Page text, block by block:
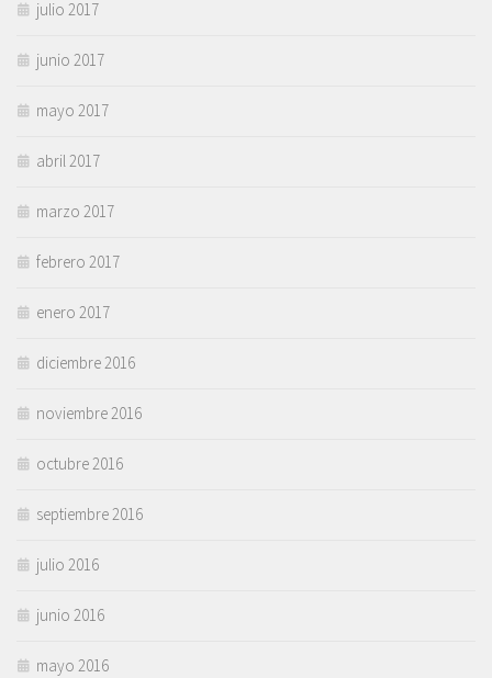
julio 2017
junio 2017
mayo 2017
abril 2017
marzo 2017
febrero 2017
enero 2017
diciembre 2016
noviembre 2016
octubre 2016
septiembre 2016
julio 2016
junio 2016
mayo 2016